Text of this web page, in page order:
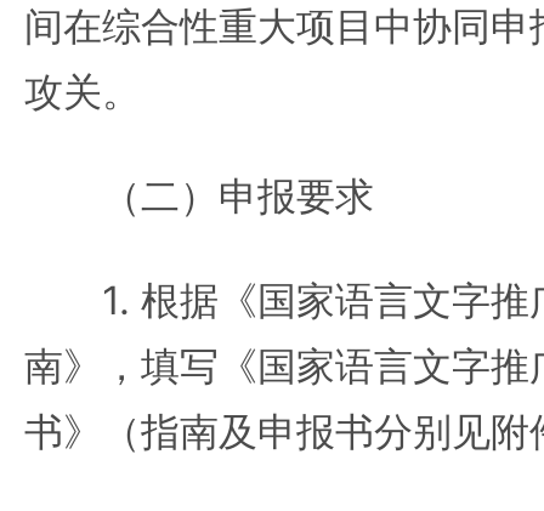
间在综合性重大项目中协同
攻关。
（二）申报要求
1. 根据《国家语言文字推
南》，填写《国家语言文字
书》（指南及申报书分别见附